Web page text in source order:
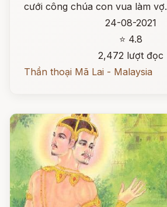
cưới công chúa con vua làm vợ.
24-08-2021
⭐ 4.8
2,472 lượt đọc
Thần thoại Mã Lai - Malaysia